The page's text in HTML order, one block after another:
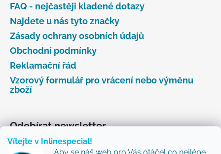
Vítejte v Inlinespecial!
FAQ - nejčastěji kladené dotazy
Najdete u nás tyto značky
Zásady ochrany osobních údajů
Obchodní podmínky
Reklamační řád
Vzorový formulář pro vrácení nebo výměnu
zboží
Odebírat newsletter
Vložte svůj e-mail a my vám budeme zasílat informace